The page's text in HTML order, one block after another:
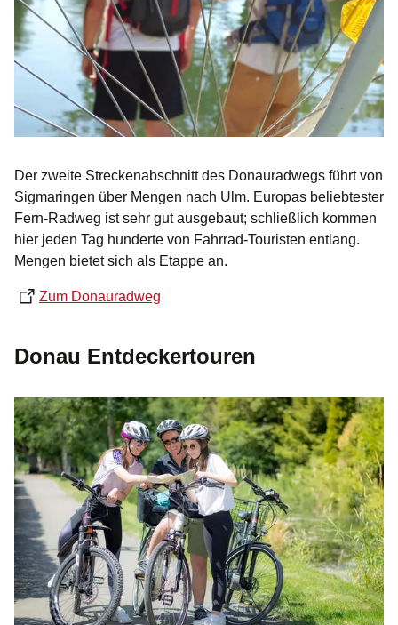
Der zweite Streckenabschnitt des Donauradwegs führt von
Sigmaringen über Mengen nach Ulm. Europas beliebtester
Fern-Radweg ist sehr gut ausgebaut; schließlich kommen
hier jeden Tag hunderte von Fahrrad-Touristen entlang.
Mengen bietet sich als Etappe an.
Zum Donauradweg
Donau Entdeckertouren